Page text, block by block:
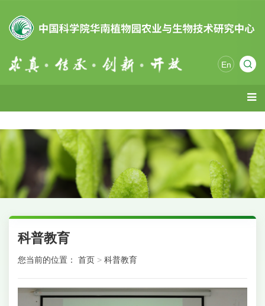
En
科普教育
您当前的位置： 首页 > 科普教育